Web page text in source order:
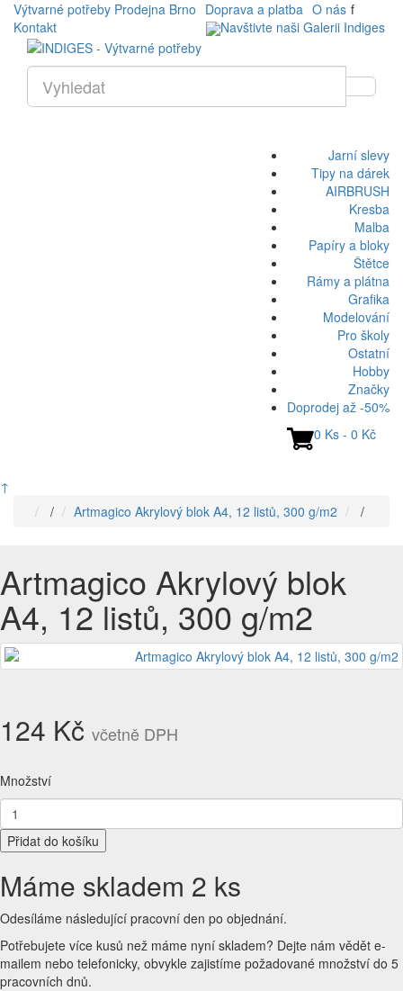
Výtvarné potřeby Prodejna Brno Doprava a platba O nás
Kontakt
Navštivte naši Galerii Indiges
f
Jarní slevy
Tipy na dárek
AIRBRUSH
Kresba
Malba
Papíry a bloky
Štětce
Rámy a plátna
Grafika
Modelování
Pro školy
Ostatní
Hobby
Značky
Doprodej až -50%
0 Ks - 0 Kč
↑
/
Artmagico Akrylový blok A4, 12 listů, 300 g/m2 /
Artmagico Akrylový blok
A4, 12 listů, 300 g/m2
124 Kč včetně DPH
Množství
Přidat do košíku
Máme skladem 2 ks
Odesíláme následující pracovní den po objednání.
Potřebujete více kusů než máme nyní skladem? Dejte nám vědět e-
mailem nebo telefonicky, obvykle zajistíme požadované množství do 5
pracovních dnů.